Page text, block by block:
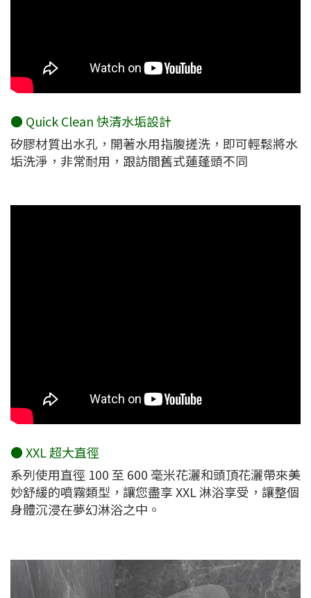
● Quick Clean 快清水垢設計
矽膠材質出水孔，開著水用指腹搓洗，即可輕鬆將水
垢洗淨，非常耐用，跟訪間舊式蓮蓬頭不同
● XXL 超大直徑
系列使用直徑 100 至 600 毫米花灑和頭頂花灑帶來美
妙舒緩的噴霧類型，讓您盡享 XXL 淋浴享受，讓整個
身體沉浸在夢幻淋浴之中。